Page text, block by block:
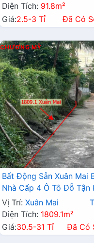
Diện Tích: 91.8m²
Giá:2.5-3 Tỉ Đã Có
CHƯƠNG MỸ
Bất Động Sản Xuân Mai
Nhà Cấp 4 Ô Tô Đỗ
Vị Trí: Xuân Mai
Diện Tích: 1809.1m²
Giá:30.5-31 Tỉ Đã Có